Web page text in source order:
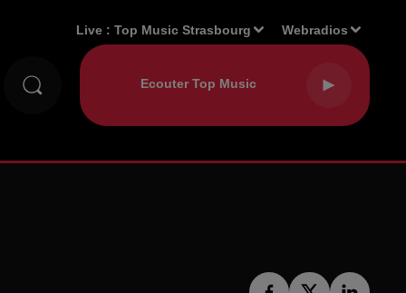
Live :Top Music Strasbourg Webradios